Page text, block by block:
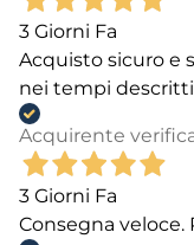
3 Giorni Fa
Acquisto sicuro e
nei tempi
Acquirente
3 Giorni Fa
Consegna veloce.